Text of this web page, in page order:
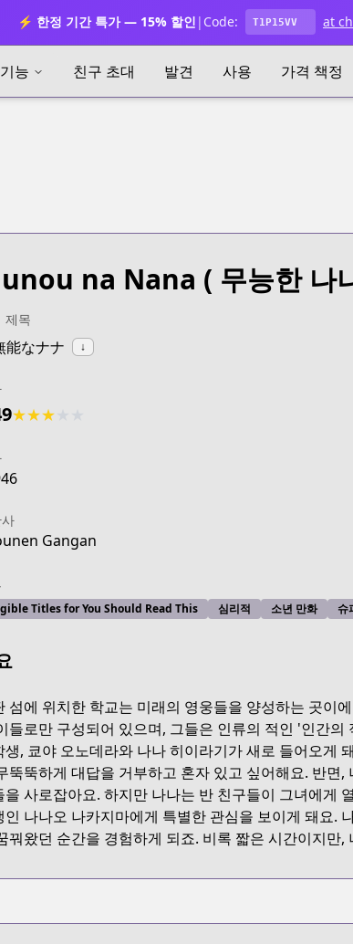
⚡ 한정 기간 특가 — 15% 할인 | Code: T1P15VV at
기능 친구 초대 발견 사용 가격 책정
na Nana ( 무능한 나
제목
能なナナ ↓
★★★
Gangan
Titles for You Should Read This 심리적 소년 만화 슈
섬에 위치한 학교는 미래의 영웅들을 양성하는 곳이
들로만 구성되어 있으며, 그들은 인류의 적인 '인간
생, 쿄야 오노데라와 나나 히이라기가 새로 들어오게
뚝뚝하게 대답을 거부하고 혼자 있고 싶어해요. 반면
을 사로잡아요. 하지만 나나는 반 친구들이 그녀에게
인 나나오 나카지마에게 특별한 관심을 보이게 돼요.
꿔왔던 순간을 경험하게 되죠. 비록 짧은 시간이지만